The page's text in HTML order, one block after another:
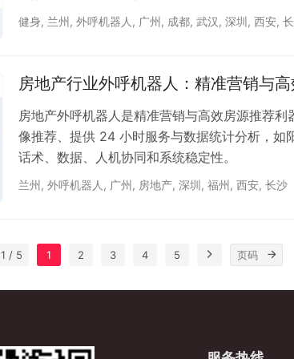
健身, 兰州, 外呼机器人 , 广州, 成都, 武汉, 深圳, 西安,
房地产行业外呼机器人：精准营销与
房地产外呼机器人是精准营销与高效房源推荐
像推荐、提供 24 小时服务与数据统计分析，如
话术、数据、人机协同和系统稳定性。
兰州, 外呼机器人 , 广州, 房地产, 深圳, 福州, 西安, 长沙
1 / 5 1 2 3 4 5